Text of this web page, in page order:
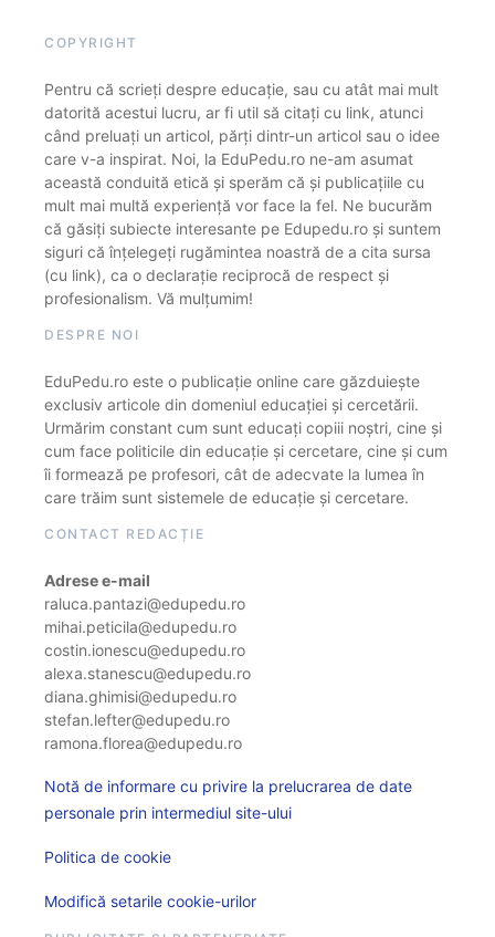
COPYRIGHT
Pentru că scrieți despre educație, sau cu atât mai mult
datorită acestui lucru, ar fi util să citați cu link, atunci
când preluați un articol, părți dintr-un articol sau o idee
care v-a inspirat. Noi, la EduPedu.ro ne-am asumat
această conduită etică și sperăm că și publicațiile cu
mult mai multă experiență vor face la fel. Ne bucurăm
că găsiți subiecte interesante pe Edupedu.ro și suntem
siguri că înțelegeți rugămintea noastră de a cita sursa
(cu link), ca o declarație reciprocă de respect și
profesionalism. Vă mulțumim!
DESPRE NOI
EduPedu.ro este o publicație online care găzduiește
exclusiv articole din domeniul educației și cercetării.
Urmărim constant cum sunt educați copiii noștri, cine și
cum face politicile din educație și cercetare, cine și cum
îi formează pe profesori, cât de adecvate la lumea în
care trăim sunt sistemele de educație și cercetare.
CONTACT REDACȚIE
Adrese e-mail
raluca.pantazi@edupedu.ro
mihai.peticila@edupedu.ro
costin.ionescu@edupedu.ro
alexa.stanescu@edupedu.ro
diana.ghimisi@edupedu.ro
stefan.lefter@edupedu.ro
ramona.florea@edupedu.ro
Notă de informare cu privire la prelucrarea de date
personale prin intermediul site-ului
Politica de cookie
Modifică setarile cookie-urilor